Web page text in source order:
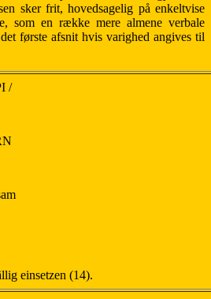
sker frit, hovedsagelig på enkeltvise
som en række mere almene verbale
første afsnit hvis varighed angives til
/
einsetzen (14).